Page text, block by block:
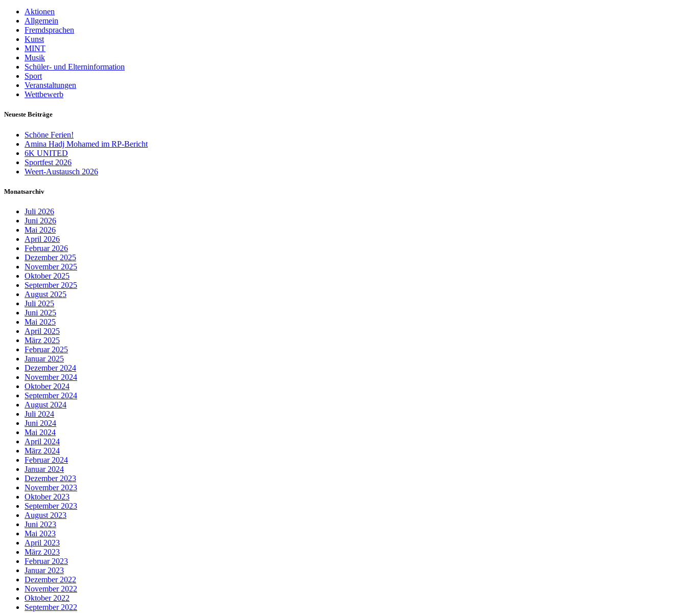
Aktionen
Allgemein
Fremdsprachen
Kunst
MINT
Musik
Schüler- und Elterninformation
Sport
Veranstaltungen
Wettbewerb
Neueste Beiträge
Schöne Ferien!
Amina Hadj Mohamed im RP-Bericht
6K UNITED
Sportfest 2026
Weert-Austausch 2026
Monatsarchiv
Juli 2026
Juni 2026
Mai 2026
April 2026
Februar 2026
Dezember 2025
November 2025
Oktober 2025
September 2025
August 2025
Juli 2025
Juni 2025
Mai 2025
April 2025
März 2025
Februar 2025
Januar 2025
Dezember 2024
November 2024
Oktober 2024
September 2024
August 2024
Juli 2024
Juni 2024
Mai 2024
April 2024
März 2024
Februar 2024
Januar 2024
Dezember 2023
November 2023
Oktober 2023
September 2023
August 2023
Juni 2023
Mai 2023
April 2023
März 2023
Februar 2023
Januar 2023
Dezember 2022
November 2022
Oktober 2022
September 2022